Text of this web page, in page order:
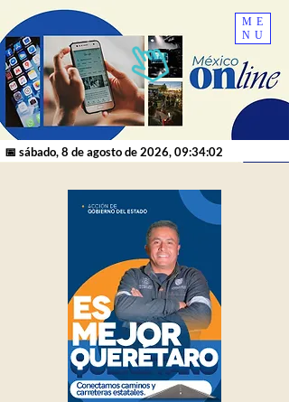
ME
NU
📅 sábado, 8 de agosto de 2026, 09:34:02